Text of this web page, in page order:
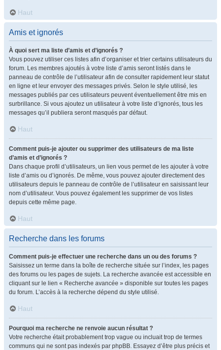
Haut
Amis et ignorés
À quoi sert ma liste d’amis et d’ignorés ?
Vous pouvez utiliser ces listes afin d’organiser et trier certains utilisateurs du
forum. Les membres ajoutés à votre liste d’amis seront listés dans le
panneau de contrôle de l’utilisateur afin de consulter rapidement leur statut
en ligne et leur envoyer des messages privés. Selon le style utilisé, les
messages publiés par ces utilisateurs peuvent éventuellement être mis en
surbrillance. Si vous ajoutez un utilisateur à votre liste d’ignorés, tous les
messages qu’il publiera seront masqués par défaut.
Haut
Comment puis-je ajouter ou supprimer des utilisateurs de ma liste
d’amis et d’ignorés ?
Dans chaque profil d’utilisateurs, un lien vous permet de les ajouter à votre
liste d’amis ou d’ignorés. De même, vous pouvez ajouter directement des
utilisateurs depuis le panneau de contrôle de l’utilisateur en saisissant leur
nom d’utilisateur. Vous pouvez également les supprimer de vos listes
depuis cette même page.
Haut
Recherche dans les forums
Comment puis-je effectuer une recherche dans un ou des forums ?
Saisissez un terme dans la boîte de recherche située sur l’index, les pages
des forums ou les pages de sujets. La recherche avancée est accessible en
cliquant sur le lien « Recherche avancée » disponible sur toutes les pages
du forum. L’accès à la recherche dépend du style utilisé.
Haut
Pourquoi ma recherche ne renvoie aucun résultat ?
Votre recherche était probablement trop vague ou incluait trop de termes
communs qui ne sont pas indexés par phpBB. Essayez d’être plus précis et